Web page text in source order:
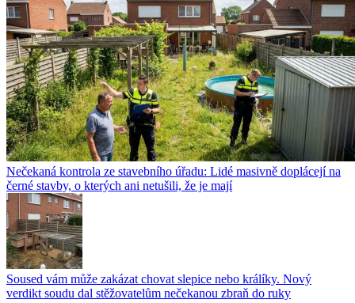
Nečekaná kontrola ze stavebního úřadu: Lidé masivně doplácejí na
černé stavby, o kterých ani netušili, že je mají
Soused vám může zakázat chovat slepice nebo králíky. Nový
verdikt soudu dal stěžovatelům nečekanou zbraň do ruky